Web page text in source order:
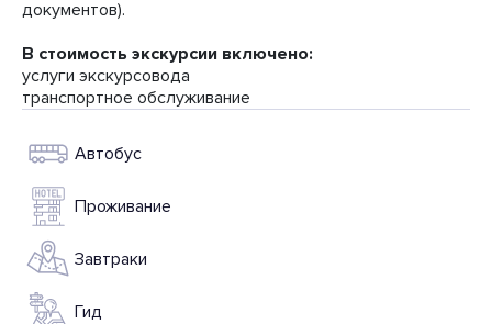
документов).
В стоимость экскурсии включено:
услуги экскурсовода
транспортное обслуживание
Автобус
Проживание
Завтраки
Гид